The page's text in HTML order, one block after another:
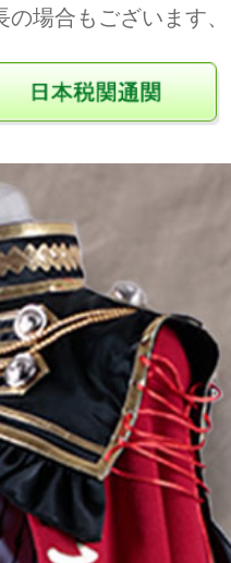
場合もございます